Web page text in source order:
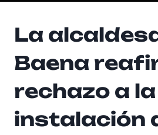
La
Baena
rechazo a la
instalación